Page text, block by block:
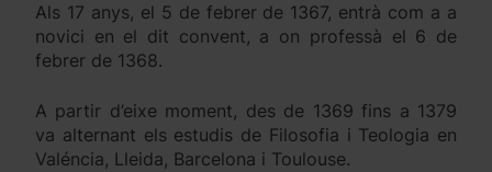
Als 17 anys, el 5 de febrer de 1367, entrà com a a
novici en el dit convent, a on professà el 6 de
febrer de 1368.
A partir d’eixe moment, des de 1369 fins a 1379
va alternant els estudis de Filosofia i Teologia en
Valéncia, Lleida, Barcelona i Toulouse.